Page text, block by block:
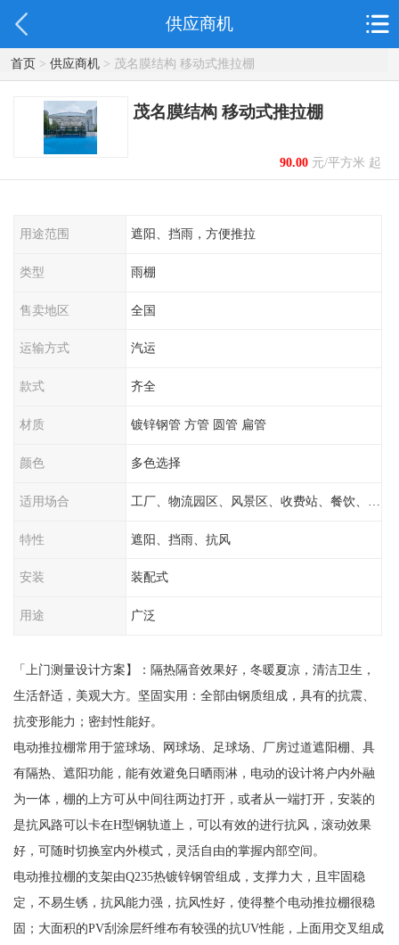
供应商机
首页> 供应商机> 茂名膜结构 移动式推拉棚
茂名膜结构 移动式推拉棚
90.00元/平方米 起
用途范围 遮阳、挡雨，方便推拉
类型 雨棚
售卖地区 全国
运输方式 汽运
款式 齐全
材质 镀锌钢管 方管 圆管 扁管
颜色 多色选择
适用场合
特性 遮阳、挡雨、抗风
安装 装配式
用途 广泛
「上门测量设计方案】：隔热隔音效果好，冬暖夏凉，清洁卫生，
生活舒适，美观大方。坚固实用：全部由钢质组成，具有的抗震、
抗变形能力；密封性能好。
电动推拉棚常用于篮球场、网球场、足球场、厂房过道遮阳棚、具
有隔热、遮阳功能，能有效避免日晒雨淋，电动的设计将户内外融
为一体，棚的上方可从中间往两边打开，或者从一端打开，安装的
是抗风路可以卡在H型钢轨道上，可以有效的进行抗风，滚动效果
好，可随时切换室内外模式，灵活自由的掌握内部空间。
电动推拉棚的支架由Q235热镀锌钢管组成，支撑力大，且牢固稳
定，不易生锈，抗风能力强，抗风性好，使得整个电动推拉棚很稳
固；大面积的PV刮涂层纤维布有较强的抗UV性能，上面用交叉组成